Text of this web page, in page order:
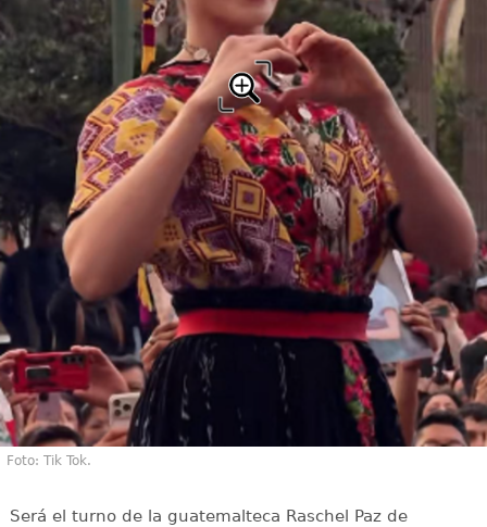
Foto: Tik Tok.
Será el turno de la guatemalteca Raschel Paz de